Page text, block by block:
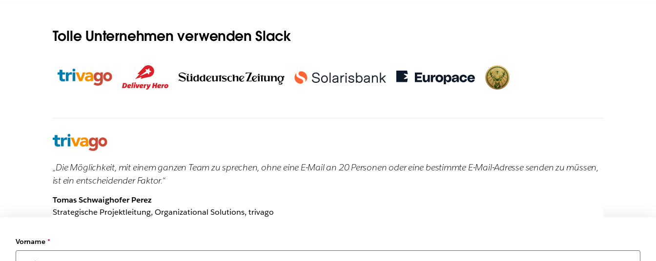
Tolle Unternehmen verwenden Slack
„Die Möglichkeit, mit einem ganzen Team zu sprechen, ohne eine E-Mail an 20 Personen oder eine bestimmte E-Mail-Adresse senden zu müssen,
ist ein entscheidender Faktor.“
Tomas Schwaighofer Perez
Strategische Projektleitung, Organizational Solutions, trivago
Vorname *